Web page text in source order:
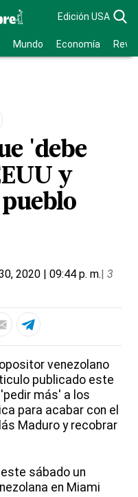
Edición USA
Mundo Economía
'debe
y
2020 | 09:44 p. m.| 3
venezolano
publicado este
más' a los
para acabar con el
Maduro y recobrar
sábado un
en Miami